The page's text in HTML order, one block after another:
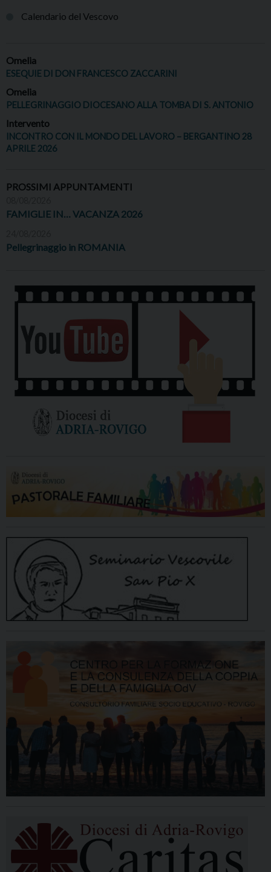
Calendario del Vescovo
Omelia
ESEQUIE DI DON FRANCESCO ZACCARINI
Omelia
PELLEGRINAGGIO DIOCESANO ALLA TOMBA DI S. ANTONIO
Intervento
INCONTRO CON IL MONDO DEL LAVORO – BERGANTINO 28
APRILE 2026
PROSSIMI APPUNTAMENTI
FAMIGLIE IN… VACANZA 2026
Pellegrinaggio in ROMANIA